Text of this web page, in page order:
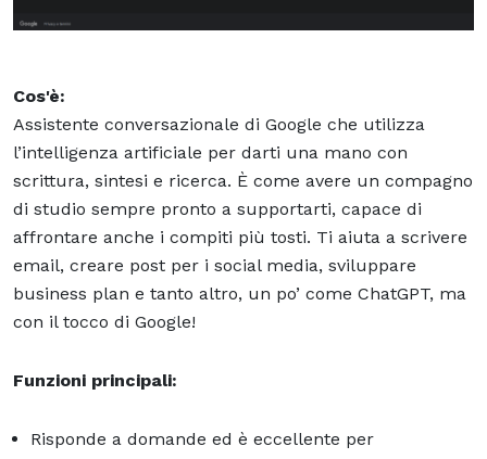
Cos'è:
Assistente conversazionale di Google che utilizza
l’intelligenza artificiale per darti una mano con
scrittura, sintesi e ricerca. È come avere un compagno
di studio sempre pronto a supportarti, capace di
affrontare anche i compiti più tosti. Ti aiuta a scrivere
email, creare post per i social media, sviluppare
business plan e tanto altro, un po’ come ChatGPT, ma
con il tocco di Google!
Funzioni principali:
Risponde a domande ed è eccellente per